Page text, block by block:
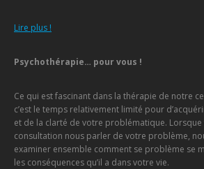
Lire plus !
Psychothérapie… pour vous !
Ce qui est fascinant dans la thérapie de notre
c’est le temps relativement limité pour
et de la clarté de votre problématique. Lorsque
consultation nous parler de votre problème,
examiner ensemble comment se problème se
les conséquences qu’il a dans votre vie.